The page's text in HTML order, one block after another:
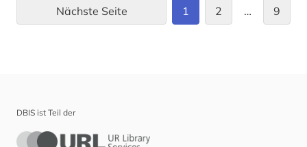
Nächste Seite 1 2 … 9
DBIS ist Teil der